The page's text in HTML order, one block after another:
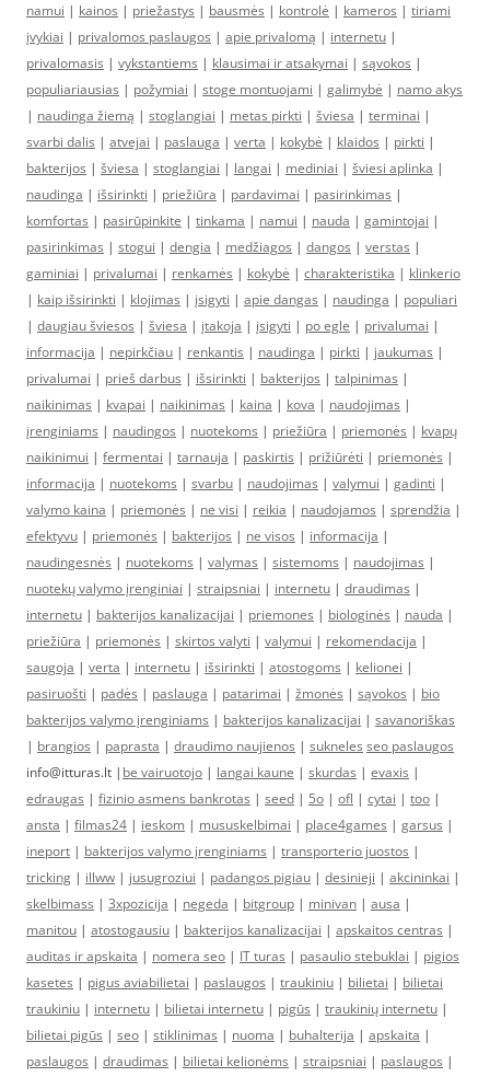
namui | kainos | priežastys | bausmės | kontrolė | kameros | tiriami
įvykiai | privalomos paslaugos | apie privalomą | internetu |
privalomasis | vykstantiems | klausimai ir atsakymai | sąvokos |
populiariausias | požymiai | stoge montuojami | galimybė | namo akys
| naudinga žiemą | stoglangiai | metas pirkti | šviesa | terminai |
svarbi dalis | atvejai | paslauga | verta | kokybė | klaidos | pirkti |
bakterijos | šviesa | stoglangiai | langai | mediniai | šviesi aplinka |
naudinga | išsirinkti | priežiūra | pardavimai | pasirinkimas |
komfortas | pasirūpinkite | tinkama | namui | nauda | gamintojai |
pasirinkimas | stogui | dengia | medžiagos | dangos | verstas |
gaminiai | privalumai | renkamės | kokybė | charakteristika | klinkerio
| kaip išsirinkti | klojimas | įsigyti | apie dangas | naudinga | populiari
| daugiau šviesos | šviesa | įtakoja | įsigyti | po egle | privalumai |
informacija | nepirkčiau | renkantis | naudinga | pirkti | jaukumas |
privalumai | prieš darbus | išsirinkti | bakterijos | talpinimas |
naikinimas | kvapai | naikinimas | kaina | kova | naudojimas |
įrenginiams | naudingos | nuotekoms | priežiūra | priemonės | kvapų
naikinimui | fermentai | tarnauja | paskirtis | prižiūrėti | priemonės |
informacija | nuotekoms | svarbu | naudojimas | valymui | gadinti |
valymo kaina | priemonės | ne visi | reikia | naudojamos | sprendžia |
efektyvu | priemonės | bakterijos | ne visos | informacija |
naudingesnės | nuotekoms | valymas | sistemoms | naudojimas |
nuotekų valymo įrenginiai | straipsniai | internetu | draudimas |
internetu | bakterijos kanalizacijai | priemones | biologinės | nauda |
priežiūra | priemonės | skirtos valyti | valymui | rekomendacija |
saugoja | verta | internetu | išsirinkti | atostogoms | kelionei |
pasiruošti | padės | paslauga | patarimai | žmonės | sąvokos | bio
bakterijos valymo įrenginiams | bakterijos kanalizacijai | savanoriškas
| brangios | paprasta | draudimo naujienos | sukneles seo paslaugos
info@itturas.lt | be vairuotojo | langai kaune | skurdas | evaxis |
edraugas | fizinio asmens bankrotas | seed | 5o | ofl | cytai | too |
ansta | filmas24 | ieskom | mususkelbimai | place4games | garsus |
ineport | bakterijos valymo įrenginiams | transporterio juostos |
tricking | illww | jusugroziui | padangos pigiau | desinieji | akcininkai |
skelbimass | 3xpozicija | negeda | bitgroup | minivan | ausa |
manitou | atostogausiu | bakterijos kanalizacijai | apskaitos centras |
auditas ir apskaita | nomera seo | IT turas | pasaulio stebuklai | pigios
kasetes | pigus aviabilietai | paslaugos | traukiniu | bilietai | bilietai
traukiniu | internetu | bilietai internetu | pigūs | traukinių internetu |
bilietai pigūs | seo | stiklinimas | nuoma | buhalterija | apskaita |
paslaugos | draudimas | bilietai kelionėms | straipsniai | paslaugos |